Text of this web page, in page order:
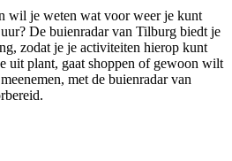
wil je weten wat voor weer je kunt
De buienradar van Tilburg biedt je
zodat je je activiteiten hierop kunt
uit plant, gaat shoppen of gewoon wilt
met de buienradar van